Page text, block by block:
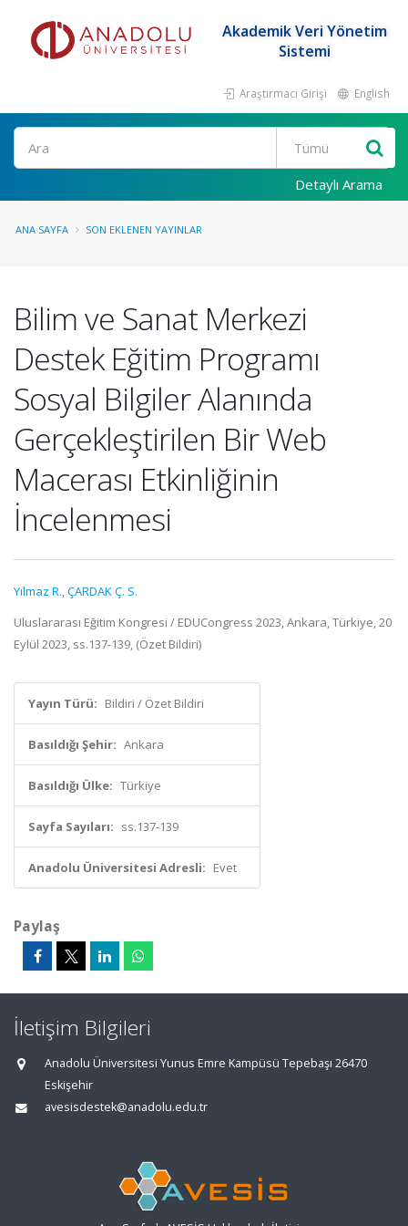
Akademik Veri Yönetim
Sistemi
Araştırmacı Girişi English
Ara
Detaylı Arama
ANA SAYFA SON EKLENEN YAYINLAR
Bilim ve Sanat Merkezi
Destek Eğitim Programı
Sosyal Bilgiler Alanında
Gerçekleştirilen Bir Web
Macerası Etkinliğinin
İncelenmesi
Yılmaz R.,ÇARDAK Ç. S.
Uluslararası Eğitim Kongresi / EDUCongress 2023, Ankara, Türkiye, 20
Eylül 2023, ss.137-139, (Özet Bildiri)
Yayın Türü: Bildiri / Özet Bildiri
Basıldığı Şehir: Ankara
Basıldığı Ülke: Türkiye
Sayfa Sayıları: ss.137-139
Anadolu Üniversitesi Adresli: Evet
Paylaş
İletişim Bilgileri
Anadolu Üniversitesi Yunus Emre Kampüsü Tepebaşı 26470
Eskişehir
avesisdestek@anadolu.edu.tr